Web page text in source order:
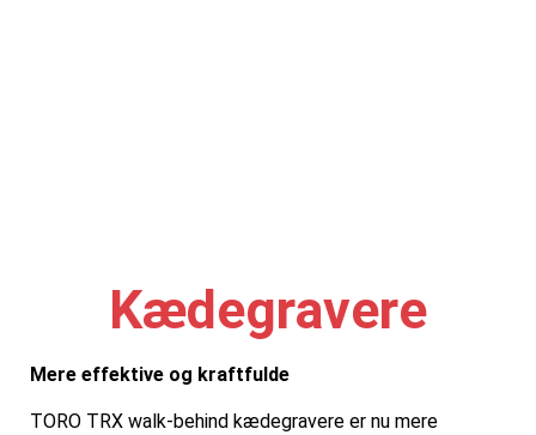
Kædegravere
Mere effektive og kraftfulde
TORO TRX walk-behind kædegravere er nu mere